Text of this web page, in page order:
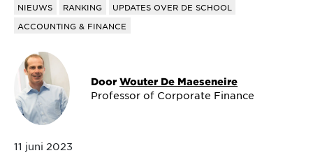
NIEUWS RANKING
UPDATES OVER DE SCHOOL
ACCOUNTING & FINANCE
Door Wouter De Maeseneire
Professor of Corporate Finance
11 juni 2023